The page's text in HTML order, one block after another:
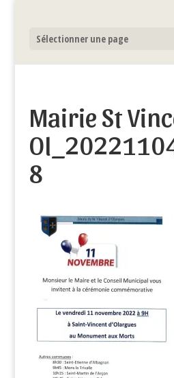
Sélectionner une page
Mairie St
8